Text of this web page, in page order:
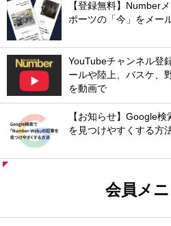
【登録無料】Number
ポーツの「今」をメー
YouTubeチャンネル登
ールや陸上、バスケ、
を動画で
【お知らせ】Google
を見つけやすくする方
会員メ